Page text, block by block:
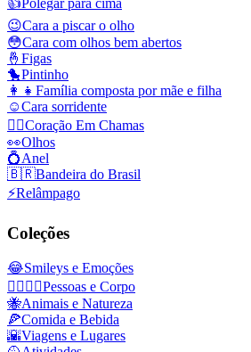
👍Polegar para cima
😉Cara a piscar o olho
😳Cara com olhos bem abertos
🤞 Figas
🐤Pintinho
👩‍👧 Família composta por mãe e filha
☺️Cara sorridente
❤️‍🔥Coração Em Chamas
👀Olhos
💍Anel
🇧🇷Bandeira do Brasil
⚡Relâmpago
Coleções
😂Smileys e Emoções
👩‍❤️‍💋‍👨Pessoas e Corpo
🐝Animais e Natureza
🍕Comida e Bebida
🌇Viagens e Lugares